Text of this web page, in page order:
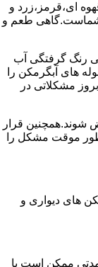
ای،قرمز،زرد و
شماست.گاهی طعم و
رنگ گرفتگی آب
های آبگرمکن را
مشکلاتی در
شوند.همچنین قرار
موقت مشکل را
های دیواری و
ممکن است با